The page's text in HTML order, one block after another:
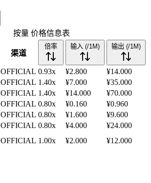
按量 价格信息表
渠道
倍率 输入 (/1M) 输出 (/1M)
OFFICIAL 0.93x ¥2.800
¥14.000
OFFICIAL 1.40x ¥7.000
¥35.000
OFFICIAL 1.40x ¥14.000
¥70.000
OFFICIAL 0.80x ¥0.160
¥0.960
OFFICIAL 0.80x ¥1.600
¥9.600
OFFICIAL 0.80x ¥4.000
¥24.000
OFFICIAL 1.00x ¥2.000 ¥12.000